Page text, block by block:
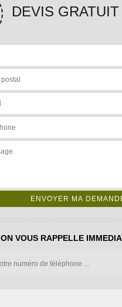
DEVIS GRATUIT
ON VOUS RAPPELLE